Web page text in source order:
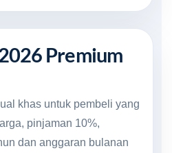
Premium
khas untuk pembeli yang
pinjaman 10%,
dan anggaran bulanan